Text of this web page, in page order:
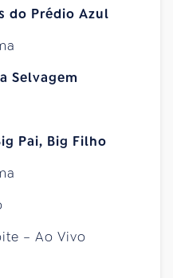
do Prédio Azul
Selvagem
Pai, Big Filho
– Ao Vivo